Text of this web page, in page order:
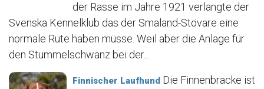
der Rasse im Jahre 1921 verlangte der
Svenska Kennelklub das der Smaland-Stövare eine
normale Rute haben müsse. Weil aber die Anlage für
den Stummelschwanz bei der...
Finnischer Laufhund Die Finnenbracke ist